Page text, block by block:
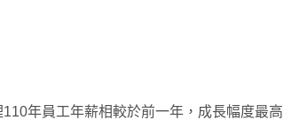
年員工年薪相較於前一年，成長幅度最高